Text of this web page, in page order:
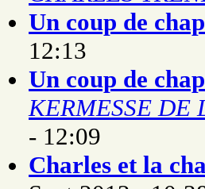
Un coup de
12:13
Un coup de
KERMESSE DE
- 12:09
Charles et la